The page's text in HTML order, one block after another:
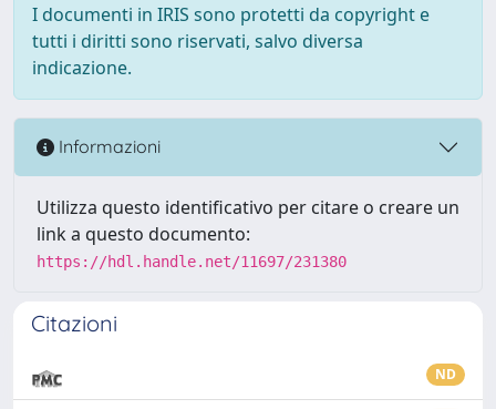
I documenti in IRIS sono protetti da copyright e
tutti i diritti sono riservati, salvo diversa
indicazione.
Informazioni
Utilizza questo identificativo per citare o creare un
link a questo documento:
https://hdl.handle.net/11697/231380
Citazioni
ND